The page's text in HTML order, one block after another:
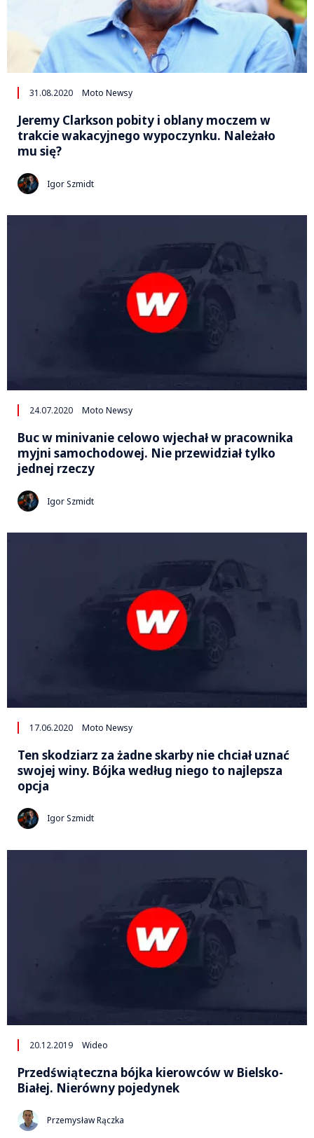
31.08.2020 Moto Newsy
Jeremy Clarkson pobity i oblany moczem w
trakcie wakacyjnego wypoczynku. Należało
mu się?
Igor Szmidt
24.07.2020 Moto Newsy
Buc w minivanie celowo wjechał w pracownika
myjni samochodowej. Nie przewidział tylko
jednej rzeczy
Igor Szmidt
17.06.2020 Moto Newsy
Ten skodziarz za żadne skarby nie chciał uznać
swojej winy. Bójka według niego to najlepsza
opcja
Igor Szmidt
20.12.2019 Wideo
Przedświąteczna bójka kierowców w Bielsko-
Białej. Nierówny pojedynek
Przemysław Rączka